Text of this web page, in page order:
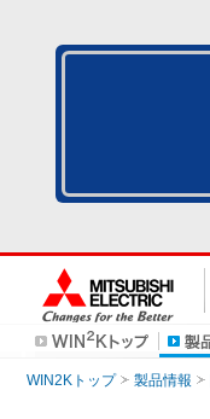
WIN2Kトップ 製品情報